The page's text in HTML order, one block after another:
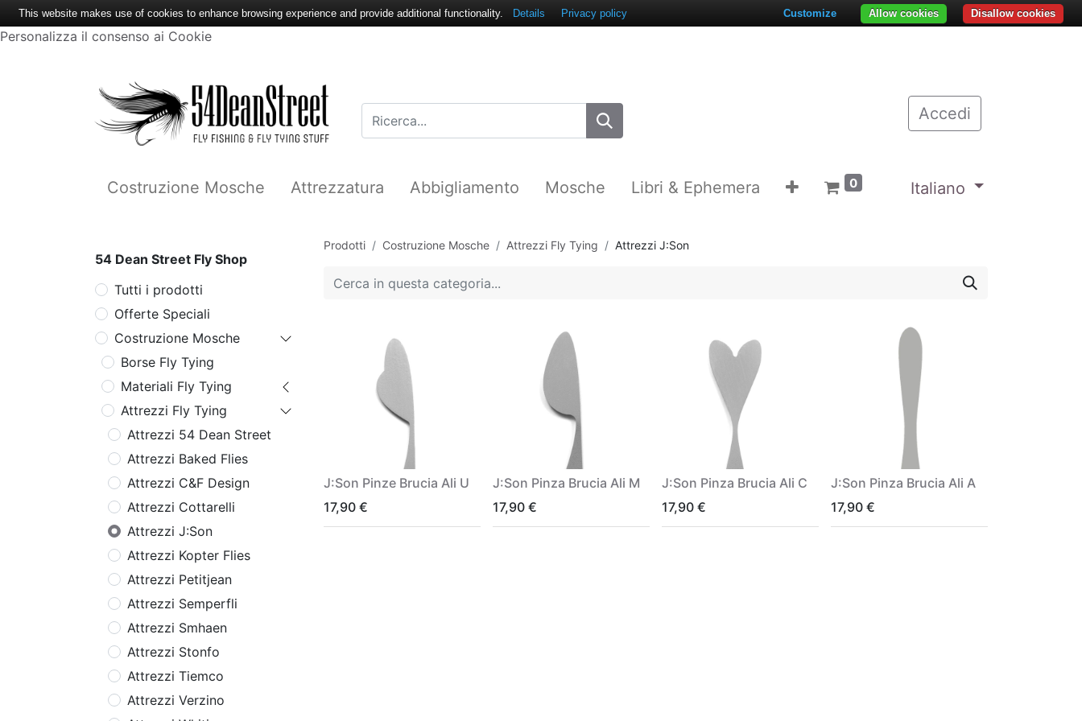
Personalizza il consenso ai Cookie
Accedi
Costruzione Mosche Attrezzatura Abbigliamento Mosche Libri & Ephemera 0 Italiano
54 Dean Street Fly Shop
Tutti i prodotti
Offerte Speciali
Costruzione Mosche
Borse Fly Tying
Materiali Fly Tying
Attrezzi Fly Tying
Attrezzi 54 Dean Street
Attrezzi Baked Flies
Attrezzi C&F Design
Attrezzi Cottarelli
Attrezzi J:Son
Attrezzi Kopter Flies
Attrezzi Petitjean
Attrezzi Semperfli
Attrezzi Smhaen
Attrezzi Stonfo
Attrezzi Tiemco
Attrezzi Verzino
Prodotti Costruzione Mosche Attrezzi Fly Tying Attrezzi J:Son
J:Son Pinze Brucia Ali U
17,90 €
J:Son Pinza Brucia Ali M
17,90 €
J:Son Pinza Brucia Ali C
17,90 €
J:Son Pinza Brucia Ali A
17,90 €
This website makes use of cookies to enhance browsing experience and provide additional functionality. Details Privacy policy Disallow cookies
Allow cookies
Customize